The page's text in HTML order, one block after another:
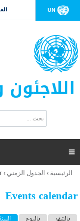
UN
ت
ر
ل
ح
ب

أنت
هنا
الرئيسية › الجدول الزمني ›
Events calendar